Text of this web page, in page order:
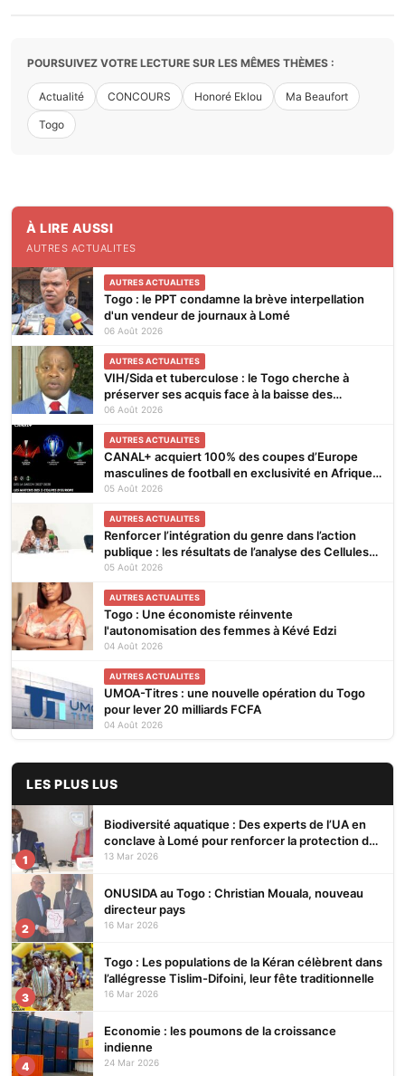
POURSUIVEZ VOTRE LECTURE SUR LES MÊMES THÈMES :
Actualité CONCOURS Honoré Eklou Ma Beaufort
Togo
À LIRE AUSSI
AUTRES ACTUALITES
AUTRES ACTUALITES
Togo : le PPT condamne la brève interpellation
d'un vendeur de journaux à Lomé
06 Août 2026
AUTRES ACTUALITES
VIH/Sida et tuberculose : le Togo cherche à
préserver ses acquis face à la baisse des
financements
06 Août 2026
AUTRES ACTUALITES
CANAL+ acquiert 100% des coupes d’Europe
masculines de football en exclusivité en Afrique
subsaharienne pour 4 saisons jusqu’en 2031
05 Août 2026
AUTRES ACTUALITES
Renforcer l’intégration du genre dans l’action
publique : les résultats de l’analyse des Cellules
Focales Genre restitués à Lomé
05 Août 2026
AUTRES ACTUALITES
Togo : Une économiste réinvente
l'autonomisation des femmes à Kévé Edzi
04 Août 2026
AUTRES ACTUALITES
UMOA-Titres : une nouvelle opération du Togo
pour lever 20 milliards FCFA
04 Août 2026
LES PLUS LUS
1
Biodiversité aquatique : Des experts de l’UA en
conclave à Lomé pour renforcer la protection des
écosystèmes
13 Mar 2026
2
ONUSIDA au Togo : Christian Mouala, nouveau
directeur pays
16 Mar 2026
3
Togo : Les populations de la Kéran célèbrent dans
l’allégresse Tislim-Difoini, leur fête traditionnelle
16 Mar 2026
4
Economie : les poumons de la croissance
indienne
24 Mar 2026